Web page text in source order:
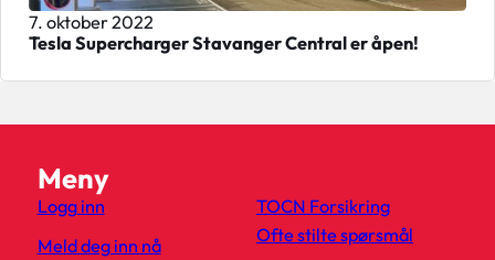
7. oktober 2022
Tesla Supercharger Stavanger Central er åpen!
Meny
Logg inn
Meld deg inn nå
TOCN Forsikring
Ofte stilte spørsmål